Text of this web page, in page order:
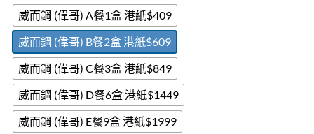
威而鋼 (偉哥) A餐1盒 港紙$409
威而鋼 (偉哥) B餐2盒 港紙$609
威而鋼 (偉哥) C餐3盒 港紙$849
威而鋼 (偉哥) D餐6盒 港紙$1449
威而鋼 (偉哥) E餐9盒 港紙$1999